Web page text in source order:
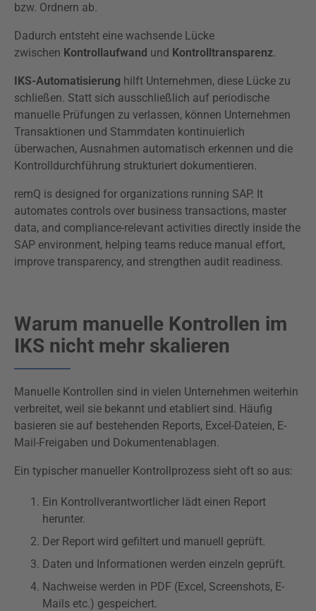
bzw. Ordnern ab.
Dadurch entsteht eine wachsende Lücke
zwischen Kontrollaufwand und Kontrolltransparenz.
IKS-Automatisierung hilft Unternehmen, diese Lücke zu
schließen. Statt sich ausschließlich auf periodische
manuelle Prüfungen zu verlassen, können Unternehmen
Transaktionen und Stammdaten kontinuierlich
überwachen, Ausnahmen automatisch erkennen und die
Kontrolldurchführung strukturiert dokumentieren.
remQ is designed for organizations running SAP. It
automates controls over business transactions, master
data, and compliance-relevant activities directly inside the
SAP environment, helping teams reduce manual effort,
improve transparency, and strengthen audit readiness.
Warum manuelle Kontrollen im
IKS nicht mehr skalieren
Manuelle Kontrollen sind in vielen Unternehmen weiterhin
verbreitet, weil sie bekannt und etabliert sind. Häufig
basieren sie auf bestehenden Reports, Excel-Dateien, E-
Mail-Freigaben und Dokumentenablagen.
Ein typischer manueller Kontrollprozess sieht oft so aus:
Ein Kontrollverantwortlicher lädt einen Report
herunter.
Der Report wird gefiltert und manuell geprüft.
Daten und Informationen werden einzeln geprüft.
Nachweise werden in PDF (Excel, Screenshots, E-
Mails etc.) gespeichert.